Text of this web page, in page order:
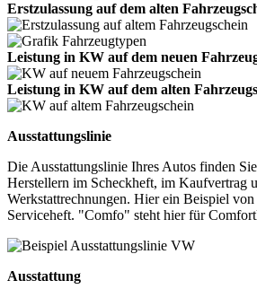
Erstzulassung auf dem alten
Leistung in KW auf dem neuen
Leistung in KW auf dem alten
Ausstattungslinie
Die Ausstattungslinie Ihres Autos finden
Herstellern im Scheckheft, im Kaufvertrag
Werkstattrechnungen. Hier ein Beispiel
Serviceheft. "Comfo" steht hier für
Ausstattung